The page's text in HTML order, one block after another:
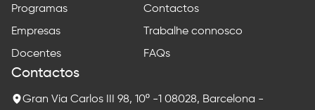
Programas
Empresas
Docentes
Contactos
Trabalhe connosco
FAQs
Contactos
Gran Via Carlos III 98, 10º -1 08028, Barcelona -